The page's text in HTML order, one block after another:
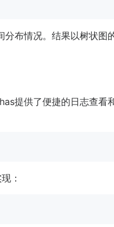
分布情况。结果以树状图
提供了便捷的日志查看
：